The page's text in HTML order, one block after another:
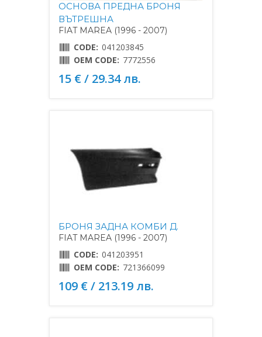
ОСНОВА ПРЕДНА БРОНЯ
ВЪТРЕШНА
FIAT MAREA (1996 - 2007)
CODE: 041203845
OEM CODE: 7772556
15 € / 29.34 лв.
БРОНЯ ЗАДНА КОМБИ Д.
FIAT MAREA (1996 - 2007)
CODE: 041203951
OEM CODE: 721366099
109 € / 213.19 лв.